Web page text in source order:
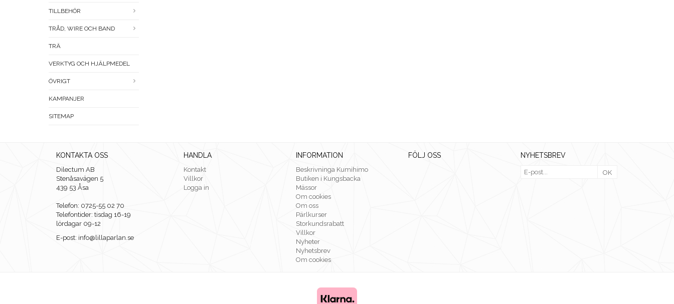
TILLBEHÖR
TRÅD, WIRE OCH BAND
TRÄ
VERKTYG OCH HJÄLPMEDEL
ÖVRIGT
KAMPANJER
SITEMAP
KONTAKTA OSS
Dilectum AB
Stenåsavägen 5
439 53 Åsa
Telefon: 0725-55 02 70
Telefontider: tisdag 16-19
lördagar 09-12
E-post: info@lillaparlan.se
HANDLA
Kontakt
Villkor
Logga in
INFORMATION
Beskrivninga Kumihimo
Butiken i Kungsbacka
Mässor
Om cookies
Om oss
Pärlkurser
Storkundsrabatt
Villkor
Nyheter
Nyhetsbrev
Om cookies
FÖLJ OSS NYHETSBREV
OK